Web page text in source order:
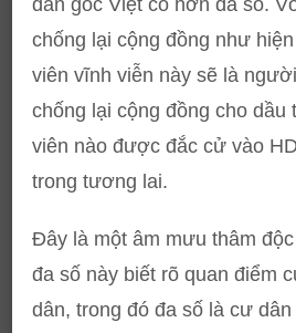
dân gốc Việt có hơn đa số.
chống lại cộng đồng như
viên vĩnh viễn này sẽ là
chống lại cộng đồng cho dầu
viên nào được đắc cử vào
trong tương lai.
Đây là một âm mưu thâm
đa số này biết rõ quan điểm
dân, trong đó đa số là cư